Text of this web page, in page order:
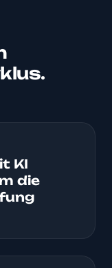
KI
die